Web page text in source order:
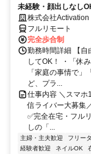
未経験・顔出しなし
株式会社Activation
フルリモート
完全歩合制
勤務時間詳細 【自
してOK！ ・「休
「家庭の事情で
ど、プラ...
仕事内容 ＼スマホ
信ライバー大募集
✅完全在宅・フル
しの「...
主婦・主夫歓迎 フリー
経験者歓迎
ネイルOK